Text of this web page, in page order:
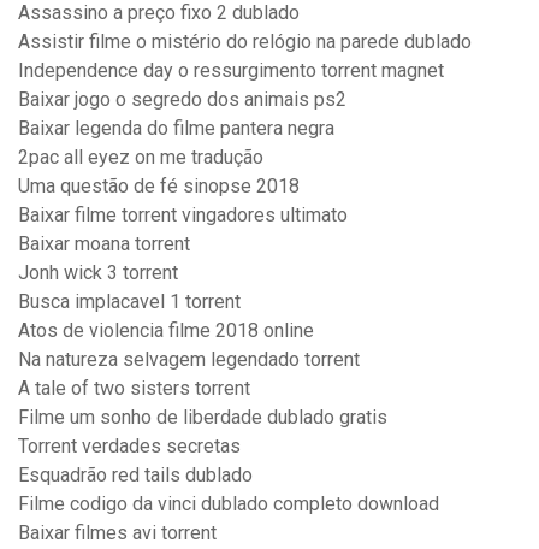
Assassino a preço fixo 2 dublado
Assistir filme o mistério do relógio na parede dublado
Independence day o ressurgimento torrent magnet
Baixar jogo o segredo dos animais ps2
Baixar legenda do filme pantera negra
2pac all eyez on me tradução
Uma questão de fé sinopse 2018
Baixar filme torrent vingadores ultimato
Baixar moana torrent
Jonh wick 3 torrent
Busca implacavel 1 torrent
Atos de violencia filme 2018 online
Na natureza selvagem legendado torrent
A tale of two sisters torrent
Filme um sonho de liberdade dublado gratis
Torrent verdades secretas
Esquadrão red tails dublado
Filme codigo da vinci dublado completo download
Baixar filmes avi torrent